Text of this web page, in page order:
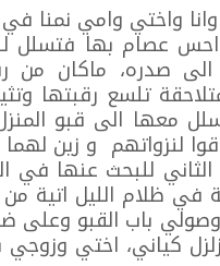
واختي وامي نمنا
احس عصام بها فتسلل
صدره، ماكان من
تلسع رقبتها
معها الى قبو
لنزواتهم و زين
للبحث عنها في
ظلام الليل اتية من
باب القبو وعلى
كياني، اختي وزوجي